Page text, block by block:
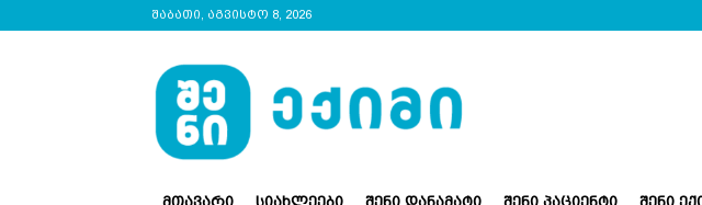
შაბათი, აგვისტო 8, 2026
ᲛᲗᲐᲕᲐᲠᲘ ᲡᲘᲐᲮᲚᲔᲔᲑᲘ ᲨᲔᲜᲘ ᲓᲐᲜᲐᲛᲐᲢᲘ ᲨᲔᲜᲘ ᲞᲐᲪᲘᲔᲜᲢᲘ ᲨᲔᲜᲘ